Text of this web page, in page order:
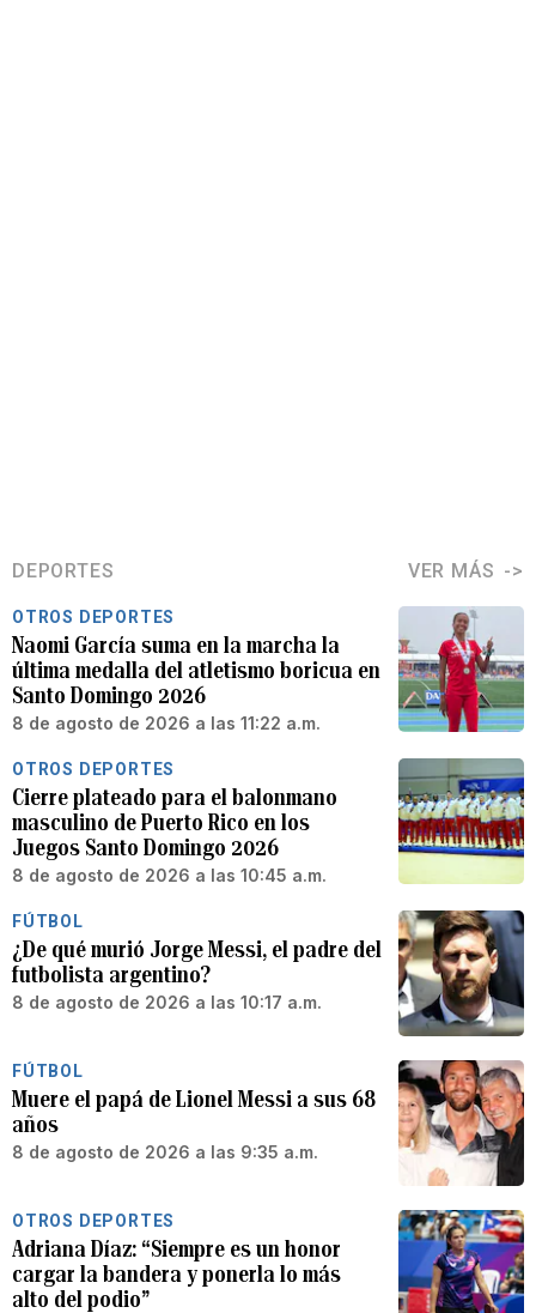
DEPORTES VER MÁS
OTROS DEPORTES
Naomi García suma en la marcha la
última medalla del atletismo boricua en
Santo Domingo 2026
8 de agosto de 2026 a las 11:22 a.m.
OTROS DEPORTES
Cierre plateado para el balonmano
masculino de Puerto Rico en los
Juegos Santo Domingo 2026
8 de agosto de 2026 a las 10:45 a.m.
FÚTBOL
¿De qué murió Jorge Messi, el padre del
futbolista argentino?
8 de agosto de 2026 a las 10:17 a.m.
FÚTBOL
Muere el papá de Lionel Messi a sus 68
años
8 de agosto de 2026 a las 9:35 a.m.
OTROS DEPORTES
Adriana Díaz: “Siempre es un honor
cargar la bandera y ponerla lo más
alto del podio”